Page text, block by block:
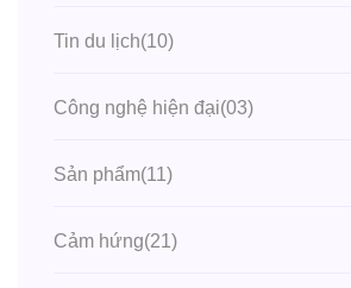
Tin du lịch(10)
Công nghệ hiện đại(03)
Sản phẩm(11)
Cảm hứng(21)